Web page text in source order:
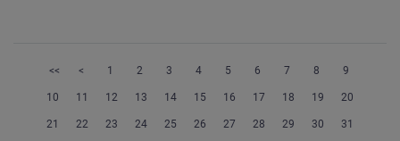
<< < 1 2 3 4 5 6 7 8 9
10 11 12 13 14 15 16 17 18 19 20
21 22 23 24 25 26 27 28 29 30 31